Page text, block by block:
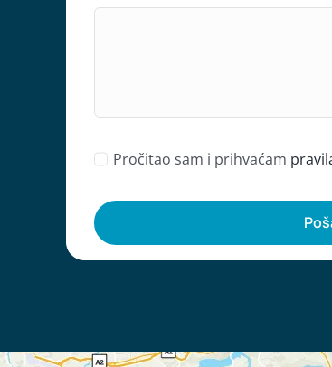
Pročitao sam i prihvaćam